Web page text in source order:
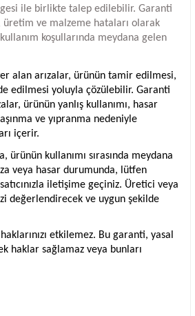
ile birlikte talep edilebilir. Garanti
üretim ve malzeme hataları olarak
koşullarında meydana gelen
alan arızalar, ürünün tamir edilmesi,
edilmesi yoluyla çözülebilir. Garanti
ürünün yanlış kullanımı, hasar
ve yıpranma nedeniyle
içerir.
ürünün kullanımı sırasında meydana
veya hasar durumunda, lütfen
iletişime geçiniz. Üretici veya
değerlendirecek ve uygun şekilde
etkilemez. Bu garanti, yasal
haklar sağlamaz veya bunları